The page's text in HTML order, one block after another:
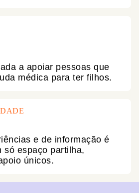
a apoiar pessoas que
médica para ter filhos.
e de informação é
só espaço partilha,
únicos.